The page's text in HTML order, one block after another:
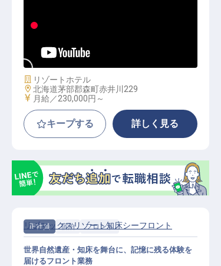
一流の所作を学ぶ／無料寮完備
施設業態
リゾートホテル
勤務地
北海道茅部郡森町赤井川229
給与
月給／230,000円～
キープする 詳しく見る
正社員 宿泊 フロント
リブマックスリゾート知床シーフロント
世界自然遺産・知床を舞台に、記憶に残る体験を
届けるフロント業務